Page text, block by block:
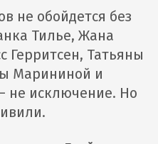
не обойдется без
Тилье, Жана
Герритсен, Татьяны
Марининой и
не исключение. Но